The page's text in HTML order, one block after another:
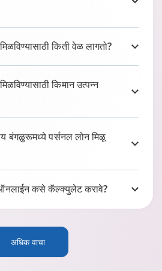
किती वेळ लागतो?
किमान उत्पन्न
बंगळुरूमध्ये पर्सनल लोन मिळू
कसे कॅल्क्युलेट करावे?
अधिक वाचा